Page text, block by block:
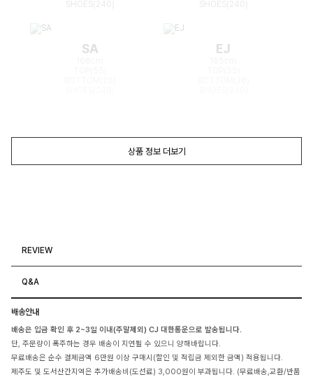
SA EJ
상품 정보 더보기
REVIEW
Q&A
배송안내
배송은 입금 확인 후 2~3일 이내(주말제외) CJ 대한통운으로 발송됩니다.
단, 주문량이 폭주하는 경우 배송이 지연될 수 있으니 양해바랍니다.
무료배송은 순수 결제금액 6만원 이상 구매시(할인 및 적립금 제외한 금액) 적용됩니다.
제주도 및 도서산간지역은 추가배송비(도선료) 3,000원이 부과됩니다. (무료배송,교환/반품